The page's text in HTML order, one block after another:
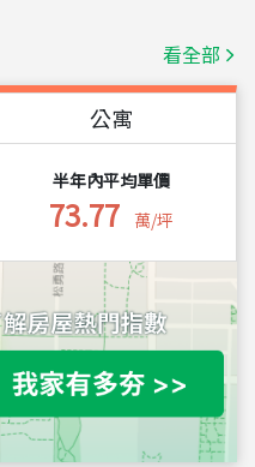
看全部
公寓
半年內平均單價
73.77 萬/坪